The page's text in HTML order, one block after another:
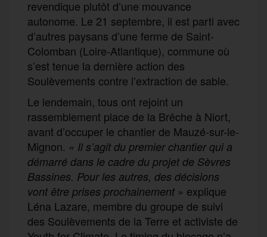
revendique plutôt d’une mouvance
autonome. Le 21 septembre, il est parti avec
d’autres paysans d’une ferme de Saint-
Colomban (Loire-Atlantique), commune où
s’est tenue la dernière action des
Soulèvements contre l’extraction de sable.
Le lendemain, tous ont rejoint un
rassemblement place de la Brêche à Niort,
avant d’occuper le chantier de Mauzé-sur-le-
Mignon. « Il s’agit du premier chantier qui a
démarré dans le cadre du projet de Sèvres
Bassines. Pour les autres, des décisions
vont être prises prochainement » explique
Léna Lazare, membre du groupe de suivi
des Soulèvements de la Terre et activiste de